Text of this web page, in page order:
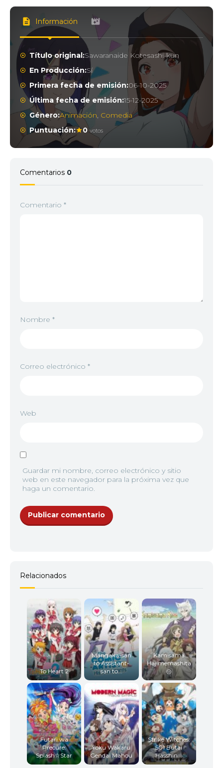
Información
Título original:Sawaranaide Kotesashi-kun
En Producción:Sí
Primera fecha de emisión:06-10-2025
Última fecha de emisión:15-12-2025
Género:Animación, Comedia
Puntuación:
0 votos
Comentarios 0
Comentario *
Nombre *
Correo electrónico *
Web
Guardar mi nombre, correo electrónico y sitio
web en este navegador para la próxima vez que
haga un comentario.
Relacionados
To Heart 2
Mangaka-san
to Assistant-
san to...
Kamisama
Hajimemashita
◎
Futari wa
Precure:
Splash☆Star
Yoku Wakaru
Gendai Mahou
Strike Witches:
501 Butai
Hasshin...